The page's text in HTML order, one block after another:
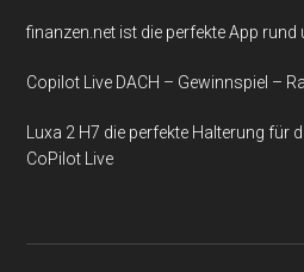
finanzen.net ist die perfekte App rund
Copilot Live DACH – Gewinnspiel –
Luxa 2 H7 die perfekte Halterung für
CoPilot Live